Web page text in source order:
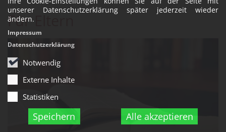
unserer Datenschutzerklärung später jederzeit wieder
ändern.
Notwendig
Externe Inhalte
Statistiken
Speichern Alle akzeptieren
Impressum
Datenschutzerklärung
Für Eltern